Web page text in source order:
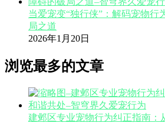
当爱宠变“独行侠”：解码宠物行
局之道
2026年1月20日
浏览最多的文章
建邺区专业宠物行为纠正指南：